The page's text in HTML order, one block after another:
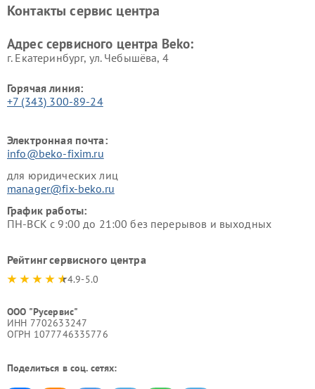
Ремонт холодильников Beko Ремонт морозильных камер
Контакты сервис центра
Адрес сервисного центра Beko:
г. Екатеринбург, ул. Чебышёва, 4
Горячая линия:
+7 (343) 300-89-24
Электронная почта:
info@beko-fixim.ru
для юридических лиц
manager@fix-beko.ru
График работы:
ПН-ВСК с 9:00 до 21:00 без перерывов и выходных
Рейтинг сервисного центра
4.9-5.0
ООО "Русервис"
ИНН 7702633247
ОГРН 1077746335776
Поделиться в соц. сетях: